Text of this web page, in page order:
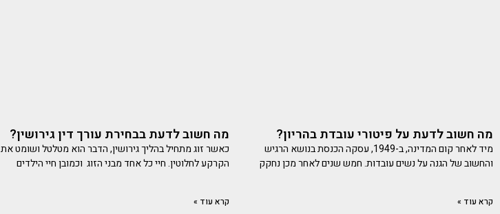
מה חשוב לדעת על פיטורי עובדת בהריון?
מיד לאחר קום המדינה, ב-1949, עסקה הכנסת בנושא הרגיש
והחשוב של הגנה על נשים עובדות. חמש שנים לאחר מכן נחקק
קרא עוד »
מה חשוב לדעת בבחירת עורך דין גירושין?
כאשר זוג מתחיל בהליך גירושין, הדבר הוא מטלטל ושומט את
הקרקע לחלוטין. חיי כל אחד מבני הזוג וכמובן חיי הילדים
קרא עוד »